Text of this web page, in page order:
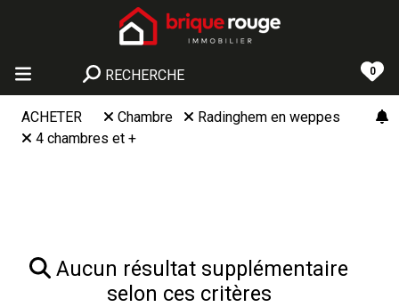
RECHERCHE 0
ACHETER Chambre
Radinghem en weppes
4 chambres et +
Aucun résultat supplémentaire
selon ces critères